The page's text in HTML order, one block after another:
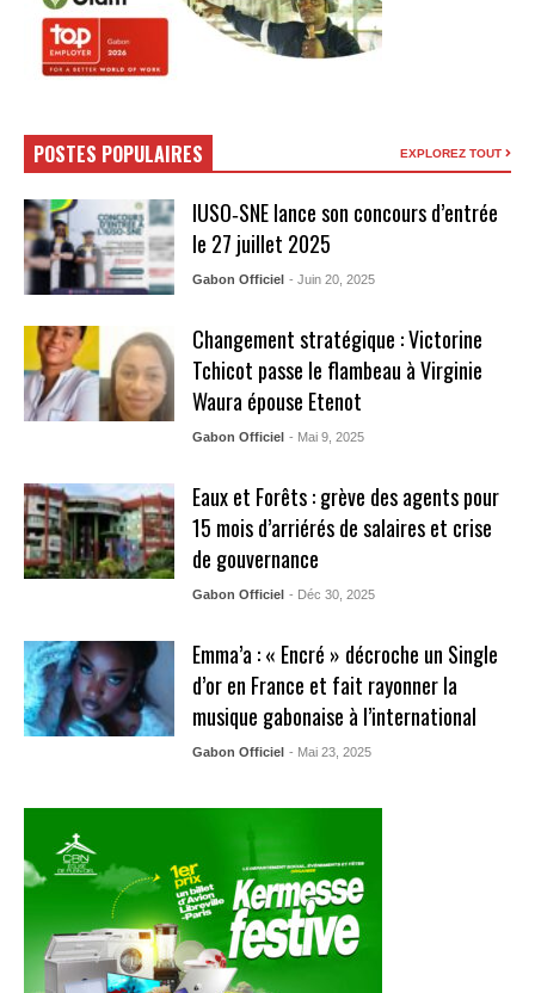
POSTES POPULAIRES EXPLOREZ TOUT
IUSO‑SNE lance son concours d’entrée
le 27 juillet 2025
Gabon Officiel - Juin 20, 2025
Changement stratégique : Victorine
Tchicot passe le flambeau à Virginie
Waura épouse Etenot
Gabon Officiel - Mai 9, 2025
Eaux et Forêts : grève des agents pour
15 mois d’arriérés de salaires et crise
de gouvernance
Gabon Officiel - Déc 30, 2025
Emma’a : « Encré » décroche un Single
d’or en France et fait rayonner la
musique gabonaise à l’international
Gabon Officiel - Mai 23, 2025